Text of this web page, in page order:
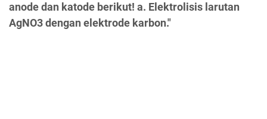
anode dan katode berikut! a. Elektrolisis larutan
AgNO3 dengan elektrode karbon."